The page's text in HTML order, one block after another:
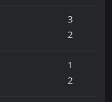
3
2
1
2